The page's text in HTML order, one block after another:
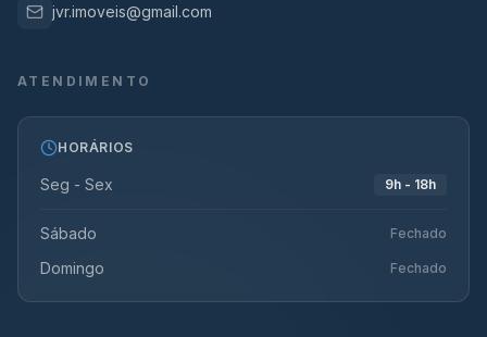
jvr.imoveis@gmail.com
ATENDIMENTO
HORÁRIOS
Seg - Sex 9h - 18h
Sábado Fechado
Domingo Fechado